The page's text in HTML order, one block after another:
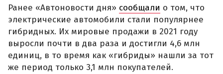
Ранее «Автоновости дня» сообщали о том, что
электрические автомобили стали популярнее
гибридных. Их мировые продажи в 2021 году
выросли почти в два раза и достигли 4,6 млн
единиц, в то время как «гибриды» нашли за тот
же период только 3,1 млн покупателей.